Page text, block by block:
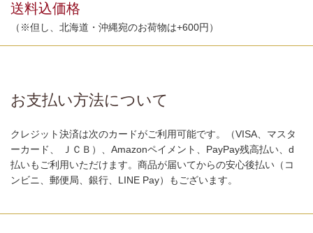
送料込価格
（※但し、北海道・沖縄宛のお荷物は+600円）
お支払い方法について
クレジット決済は次のカードがご利用可能です。（VISA、マスタ
ーカード、 ＪＣＢ）、Amazonペイメント、PayPay残高払い、d
払いもご利用いただけます。商品が届いてからの安心後払い（コ
ンビニ、郵便局、銀行、LINE Pay）もございます。